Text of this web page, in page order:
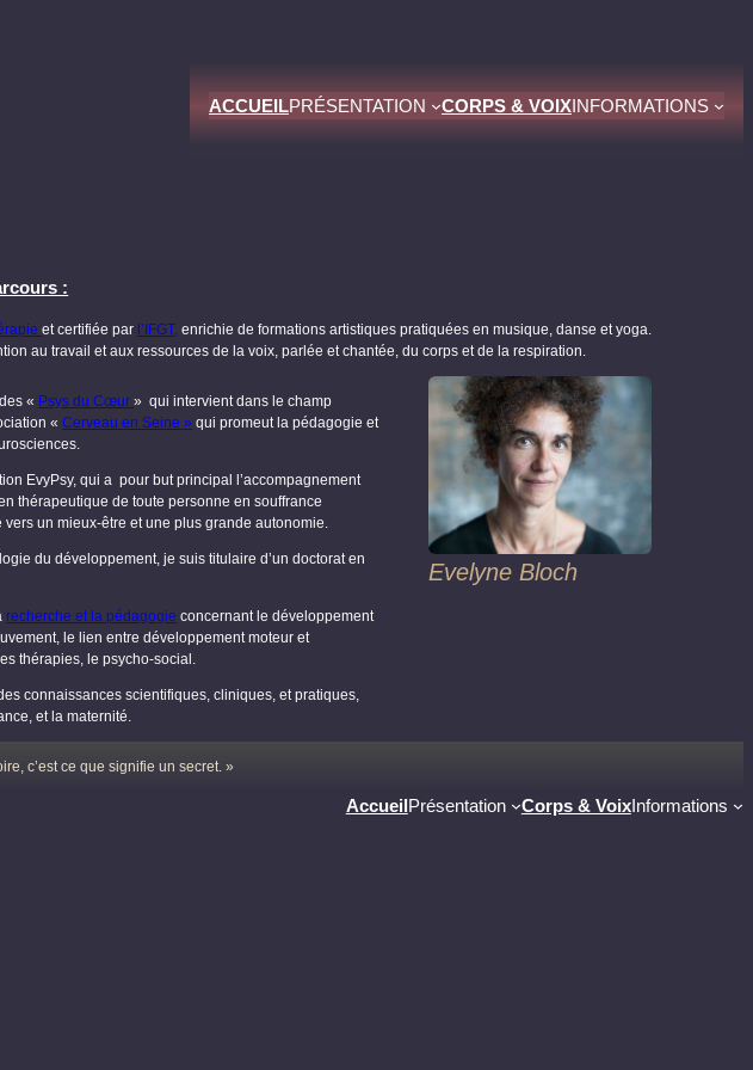
ACCUEILPRÉSENTATION CORPS & VOIXINFORMATIONS
:
et certifiée par l’IFGT, enrichie de formations artistiques pratiquées en musique, danse et yoga.
au travail et aux ressources de la voix, parlée et chantée, du corps et de la respiration.
« Psys du Cœur» qui intervient dans le champ
«Cerveau en Seine » qui promeut la pédagogie et
EvyPsy, qui a pour but principal l’accompagnement
thérapeutique de toute personne en souffrance
un mieux-être et une plus grande autonomie.
du développement, je suis titulaire d’un doctorat en
recherche et la pédagogie concernant le développement
le lien entre développement moteur et
thérapies, le psycho-social.
connaissances scientifiques, cliniques, et pratiques,
et la maternité.
Evelyne Bloch
c’est ce que signifie un secret. »
AccueilPrésentation Corps & VoixInformations